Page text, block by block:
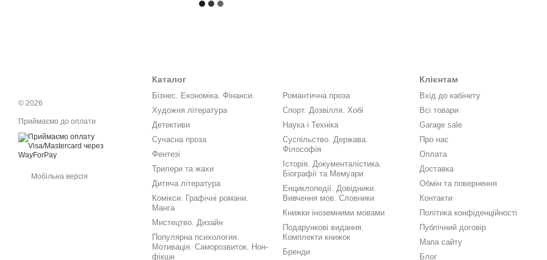
© 2026
Приймаємо до оплати
Мобільна версія
Каталог
Бізнес. Економіка. Фінанси.
Художня література
Детективи
Сучасна проза
Фентезі
Трилери та жахи
Дитяча література
Комікси. Графічні романи.
Манга
Мистецтво. Дизайн
Популярна психология.
Мотивація. Саморозвиток. Нон-
фікшн
Романтична проза
Спорт. Дозвілля. Хобі
Наука і Техніка
Суспільство. Держава.
Філософія
Історія. Документалістика.
Біографії та Мемуари
Енциклопедії. Довідники.
Вивчення мов. Словники
Книжки іноземними мовами
Подарункові видання.
Комплекти книжок
Бренди
Клієнтам
Вхід до кабінету
Всі товари
Garage sale
Про нас
Оплата
Доставка
Обмін та повернення
Контакти
Політика конфіденційності
Публічний договір
Мапа сайту
Блог